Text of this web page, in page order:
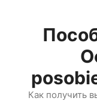
содержимому
Как получить